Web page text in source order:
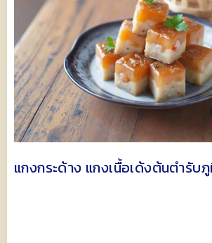
แกงกระด้าง แกงเนื้อเด้งต้นตำรั